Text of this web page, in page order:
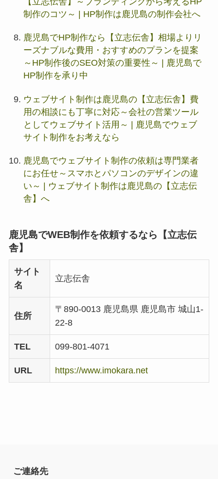
制作のコツ～ | HP制作は鹿児島の制作会社へ
鹿児島でHP制作なら【立志伝舎】相場よりリ
ーズナブルな費用・おすすめのプランを提案
～HP制作後のSEO対策の重要性～ | 鹿児島で
HP制作を承り中
ウェブサイト制作は鹿児島の【立志伝舎】費
用の相談にも丁寧に対応～会社の営業ツール
としてウェブサイト活用～ | 鹿児島でウェブ
サイト制作をお考えなら
鹿児島でウェブサイト制作の依頼は専門業者
にお任せ～スマホとパソコンのデザインの違
い～ | ウェブサイト制作は鹿児島の【立志伝
舎】へ
鹿児島でWEB制作を依頼するなら【立志伝
舎】
サイト
名
立志伝舎
住所
〒890-0013 鹿児島県 鹿児島市 城山1-
22-8
TEL 099-801-4071
URL https://www.imokara.net
ご連絡先